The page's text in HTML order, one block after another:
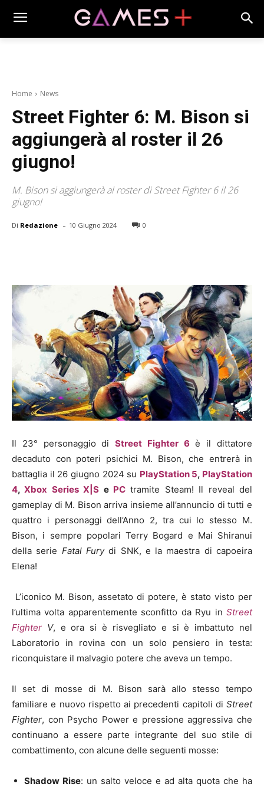
Home News
Street Fighter 6: M. Bison si
aggiungerà al roster il 26
giugno!
M. Bison si aggiungerà al roster di Street Fighter 6 il 26
giugno!
Di Redazione - 10 Giugno 2024 0
Il 23° personaggio di Street Fighter 6 è il dittatore
decaduto con poteri psichici M. Bison, che entrerà in
battaglia il 26 giugno 2024 su PlayStation 5, PlayStation
4,Xbox Series X|S e PC tramite Steam! Il reveal del
gameplay di M. Bison arriva insieme all’annuncio di tutti e
quattro i personaggi dell’Anno 2, tra cui lo stesso M.
Bison, i sempre popolari Terry Bogard e Mai Shiranui
della serie Fatal Fury di SNK, e la maestra di capoeira
Elena!
L’iconico M. Bison, assetato di potere, è stato visto per
l’ultima volta apparentemente sconfitto da Ryu in Street
Fighter V, e ora si è risvegliato e si è imbattuto nel
Laboratorio in rovina con un solo pensiero in testa:
riconquistare il malvagio potere che aveva un tempo.
Il set di mosse di M. Bison sarà allo stesso tempo
familiare e nuovo rispetto ai precedenti capitoli di Street
Fighter, con Psycho Power e pressione aggressiva che
continuano a essere parte integrante del suo stile di
combattimento, con alcune delle seguenti mosse:
Shadow Rise: un salto veloce e ad alta quota che ha